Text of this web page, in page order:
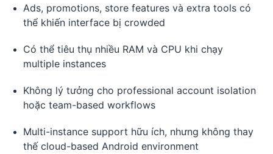
Ads, promotions, store features và extra tools có
thể khiến interface bị crowded
Có thể tiêu thụ nhiều RAM và CPU khi chạy
multiple instances
Không lý tưởng cho professional account isolation
hoặc team-based workflows
Multi-instance support hữu ích, nhưng không thay
thế cloud-based Android environment